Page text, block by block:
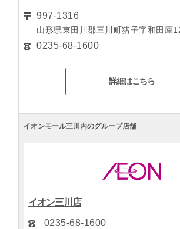
997-1316
山形県東田川郡三川町猪子字和田庫
0235-68-1600
詳細はこちら
イオンモール三川内のグループ店舗
イオン三川店
0235-68-1600